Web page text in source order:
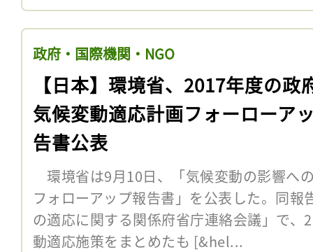
政府・国際機関・NGO
【日本】環境省、2017年度の政
気候変動適応計画フォーローア
告書公表
環境省は9月10日、「気候変動の影響へ
フォローアップ報告書」を公表した。同
の適応に関する関係府省庁連絡会議」で、
動適応施策をまとめたも [&hel...